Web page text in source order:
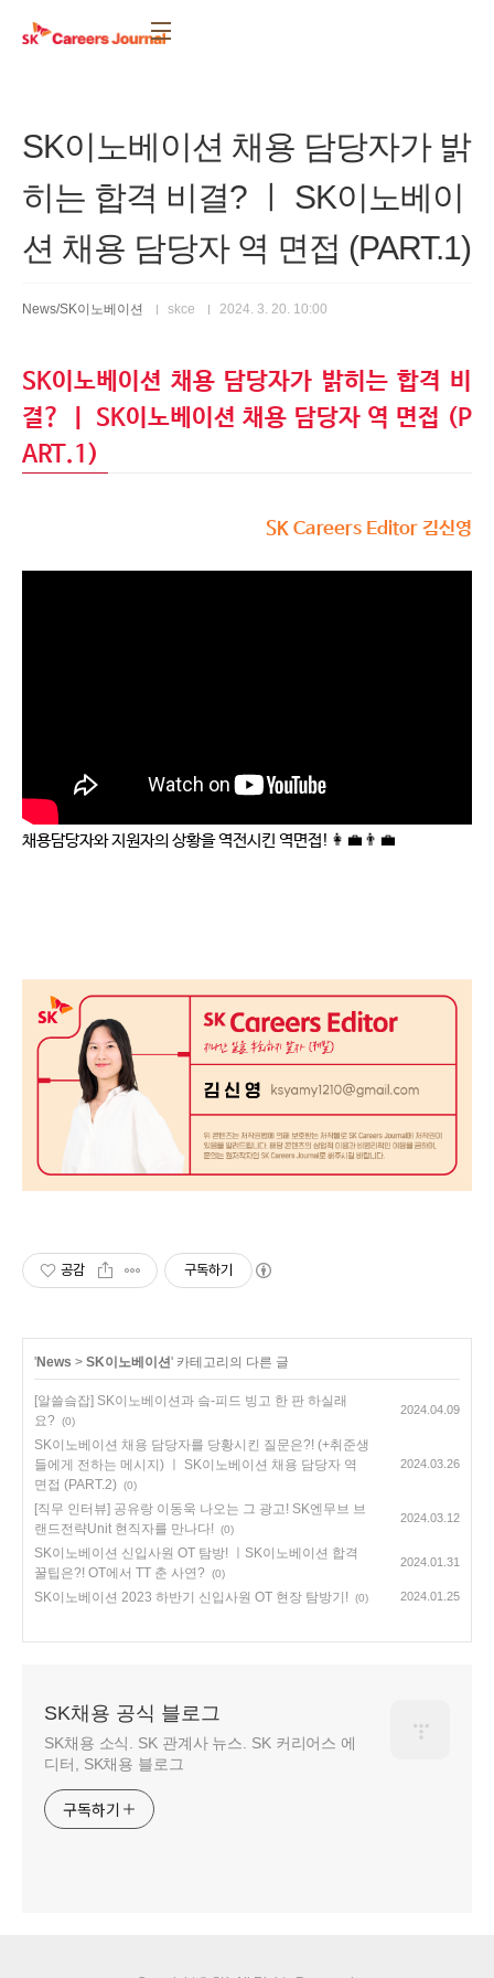
SK이노베이션 채용 담당자가 밝
히는 합격 비결? ㅣ SK이노베이
션 채용 담당자 역 면접 (PART.1)
News/SK이노베이션 skce 2024. 3. 20. 10:00
SK이노베이션 채용 담당자가 밝히는 합격 비
결? ㅣ SK이노베이션 채용 담당자 역 면접 (P
ART.1)
SK Careers Editor 김신영
채용담당자와 지원자의 상황을 역전시킨 역면접!👩‍💼👨‍💼
공감 구독하기
'News > SK이노베이션' 카테고리의 다른 글
[알쓸슼잡] SK이노베이션과 슼-피드 빙고 한 판 하실래
요?
(0)
2024.04.09
SK이노베이션 채용 담당자를 당황시킨 질문은?! (+취준생
들에게 전하는 메시지) ㅣ SK이노베이션 채용 담당자 역
면접 (PART.2) (0)
2024.03.26
[직무 인터뷰] 공유랑 이동욱 나오는 그 광고! SK엔무브 브
랜드전략Unit 현직자를 만나다! (0)
2024.03.12
SK이노베이션 신입사원 OT 탐방! ㅣSK이노베이션 합격
꿀팁은?! OT에서 TT 춘 사연?
(0)
2024.01.31
SK이노베이션 2023 하반기 신입사원 OT 현장 탐방기! (0) 2024.01.25
SK채용 공식 블로그
SK채용 소식. SK 관계사 뉴스. SK 커리어스 에
디터, SK채용 블로그
구독하기